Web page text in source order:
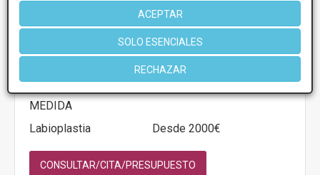
ACEPTAR
SOLO ESENCIALES
RECHAZAR
PRIMERA CONSULTA GRATUITA & FINANCIACIÓN A
MEDIDA
Labioplastia
Desde 2000€
CONSULTAR/CITA/PRESUPUESTO